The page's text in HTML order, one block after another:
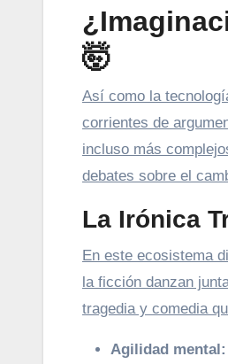
🤯
Así como la
corrientes de
incluso más
debates sobre el
La Irónica
En este ecosistema
la ficción danzan
tragedia y comedia
Agilidad mental: